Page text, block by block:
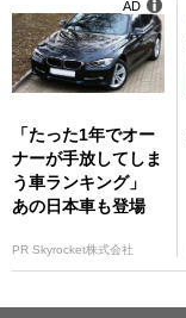
「たった1年でオー
ナーが手放してしま
う車ランキング」
あの日本車も登場
PR Skyrocket株式会社
AD